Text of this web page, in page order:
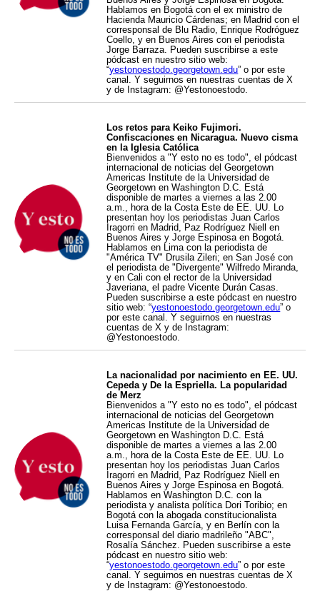
Hablamos en Bogotá con el ex ministro de
Hacienda Mauricio Cárdenas; en Madrid con el
corresponsal de Blu Radio, Enrique Rodróguez
Coello, y en Buenos Aires con el periodista
Jorge Barraza. Pueden suscribirse a este
pódcast en nuestro sitio web:
“yestonoestodo.georgetown.edu” o por este
canal. Y seguirnos en nuestras cuentas de X
y de Instagram: @Yestonoestodo.
Los retos para Keiko Fujimori.
Confiscaciones en Nicaragua. Nuevo cisma
en la Iglesia Católica
Bienvenidos a "Y esto no es todo", el pódcast
internacional de noticias del Georgetown
Americas Institute de la Universidad de
Georgetown en Washington D.C. Está
disponible de martes a viernes a las 2.00
a.m., hora de la Costa Este de EE. UU. Lo
presentan hoy los periodistas Juan Carlos
Iragorri en Madrid, Paz Rodríguez Niell en
Buenos Aires y Jorge Espinosa en Bogotá.
Hablamos en Lima con la periodista de
"América TV" Drusila Zileri; en San José con
el periodista de "Divergente" Wilfredo Miranda,
y en Cali con el rector de la Universidad
Javeriana, el padre Vicente Durán Casas.
Pueden suscribirse a este pódcast en nuestro
sitio web: “yestonoestodo.georgetown.edu” o
por este canal. Y seguirnos en nuestras
cuentas de X y de Instagram:
@Yestonoestodo.
La nacionalidad por nacimiento en EE. UU.
Cepeda y De la Espriella. La popularidad
de Merz
Bienvenidos a "Y esto no es todo", el pódcast
internacional de noticias del Georgetown
Americas Institute de la Universidad de
Georgetown en Washington D.C. Está
disponible de martes a viernes a las 2.00
a.m., hora de la Costa Este de EE. UU. Lo
presentan hoy los periodistas Juan Carlos
Iragorri en Madrid, Paz Rodríguez Niell en
Buenos Aires y Jorge Espinosa en Bogotá.
Hablamos en Washington D.C. con la
periodista y analista política Dori Toribio; en
Bogotá con la abogada constitucionalista
Luisa Fernanda García, y en Berlín con la
corresponsal del diario madrileño "ABC",
Rosalía Sánchez. Pueden suscribirse a este
pódcast en nuestro sitio web:
“yestonoestodo.georgetown.edu” o por este
canal. Y seguirnos en nuestras cuentas de X
y de Instagram: @Yestonoestodo.